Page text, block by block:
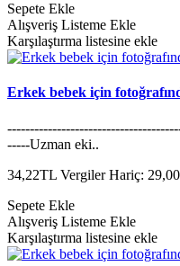
Sepete Ekle
Alışveriş Listeme Ekle
Karşılaştırma listesine ekle
Erkek bebek için
-----Uzman eki..
34,22TL Vergiler Hariç:
Sepete Ekle
Alışveriş Listeme Ekle
Karşılaştırma listesine ekle